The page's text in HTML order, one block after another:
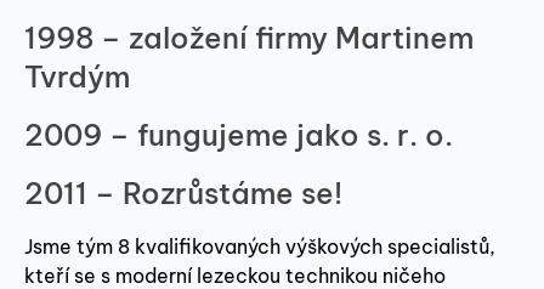
1998 – založení firmy Martinem
Tvrdým
2009 – fungujeme jako s. r. o.
2011 – Rozrůstáme se!
Jsme tým 8 kvalifikovaných výškových specialistů,
kteří se s moderní lezeckou technikou ničeho